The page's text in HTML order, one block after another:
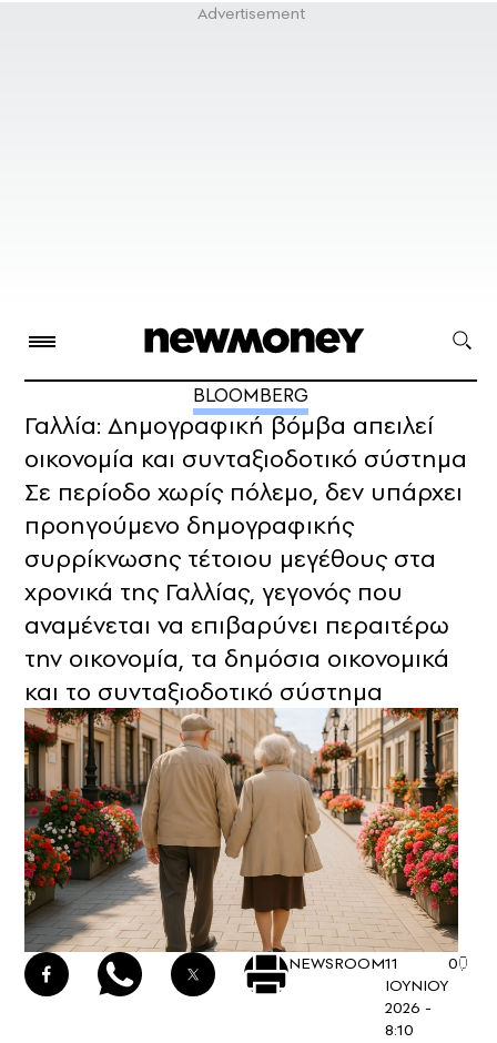
BLOOMBERG
Γαλλία: Δημογραφική βόμβα απειλεί
οικονομία και συνταξιοδοτικό σύστημα
Σε περίοδο χωρίς πόλεμο, δεν υπάρχει
προηγούμενο δημογραφικής
συρρίκνωσης τέτοιου μεγέθους στα
χρονικά της Γαλλίας, γεγονός που
αναμένεται να επιβαρύνει περαιτέρω
την οικονομία, τα δημόσια οικονομικά
και το συνταξιοδοτικό σύστημα
NEWSROOM11
ΙΟΥΝΙΟΥ
2026 -
8:10
0